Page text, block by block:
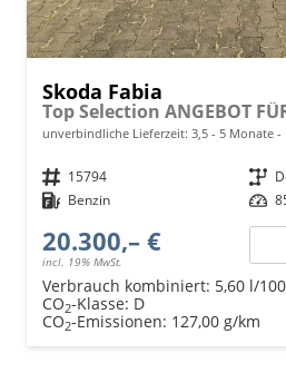
Skoda Fabia
unverbindliche Lieferzeit: 3,5 - 5 Monate
Fahrzeugnr. 15794 Getriebe
Kraftstoff Benzin Leistung
20.300,– €
incl. 19% MwSt.
Verbrauch kombiniert: 5,60 l/
CO2-Klasse: D
CO2-Emissionen: 127,00 g/km